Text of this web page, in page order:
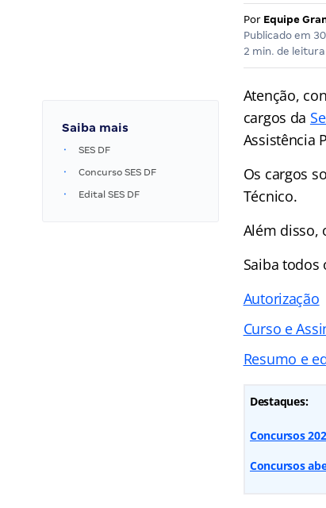
Por Equipe
Publicado em
2 min. de leitura
Saiba mais
SES DF
Concurso SES DF
Edital SES DF
Atenção,
cargos da
Assistência
Os cargos
Técnico.
Além disso,
Saiba todos
Autorização
Curso e
Resumo e
Destaques:
Concursos
Concursos